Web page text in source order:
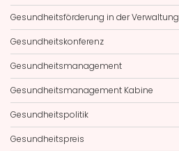
Gesundheitsförderung in der Verwaltung
Gesundheitskonferenz
Gesundheitsmanagement
Gesundheitsmanagement Kabine
Gesundheitspolitik
Gesundheitspreis